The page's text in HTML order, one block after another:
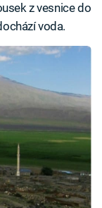
z vesnice do
voda.